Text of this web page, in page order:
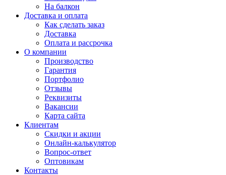
На балкон
Доставка и оплата
Как сделать заказ
Доставка
Оплата и рассрочка
О компании
Производство
Гарантия
Портфолио
Отзывы
Реквизиты
Вакансии
Карта сайта
Клиентам
Скидки и акции
Онлайн-калькулятор
Вопрос-ответ
Оптовикам
Контакты